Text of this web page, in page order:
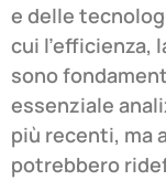
e delle
cui l’efficienza,
sono
essenziale
più recenti, ma
potrebbero